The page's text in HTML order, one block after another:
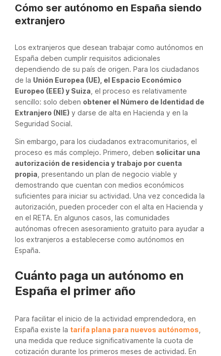
Cómo ser autónomo en España siendo
extranjero
Los extranjeros que desean trabajar como autónomos en
España deben cumplir requisitos adicionales
dependiendo de su país de origen. Para los ciudadanos
de la Unión Europea (UE), el Espacio Económico
Europeo (EEE) y Suiza , el proceso es relativamente
sencillo: solo deben obtener el Número de Identidad de
Extranjero (NIE) y darse de alta en Hacienda y en la
Seguridad Social.
Sin embargo, para los ciudadanos extracomunitarios, el
proceso es más complejo. Primero, deben solicitar una
autorización de residencia y trabajo por cuenta
propia , presentando un plan de negocio viable y
demostrando que cuentan con medios económicos
suficientes para iniciar su actividad. Una vez concedida la
autorización, pueden proceder con el alta en Hacienda y
en el RETA. En algunos casos, las comunidades
autónomas ofrecen asesoramiento gratuito para ayudar a
los extranjeros a establecerse como autónomos en
España.
Cuánto paga un autónomo en
España el primer año
Para facilitar el inicio de la actividad emprendedora, en
España existe la tarifa plana para nuevos autónomos
una medida que reduce significativamente la cuota de
cotización durante los primeros meses de actividad. En